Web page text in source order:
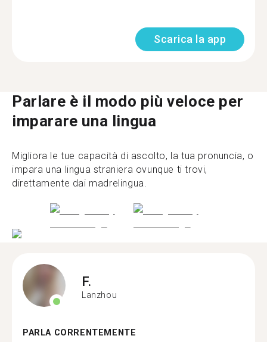
Scarica la app
Parlare è il modo più veloce per
imparare una lingua
Migliora le tue capacità di ascolto, la tua pronuncia, o
impara una lingua straniera ovunque ti trovi,
direttamente dai madrelingua.
F.
Lanzhou
PARLA CORRENTEMENTE